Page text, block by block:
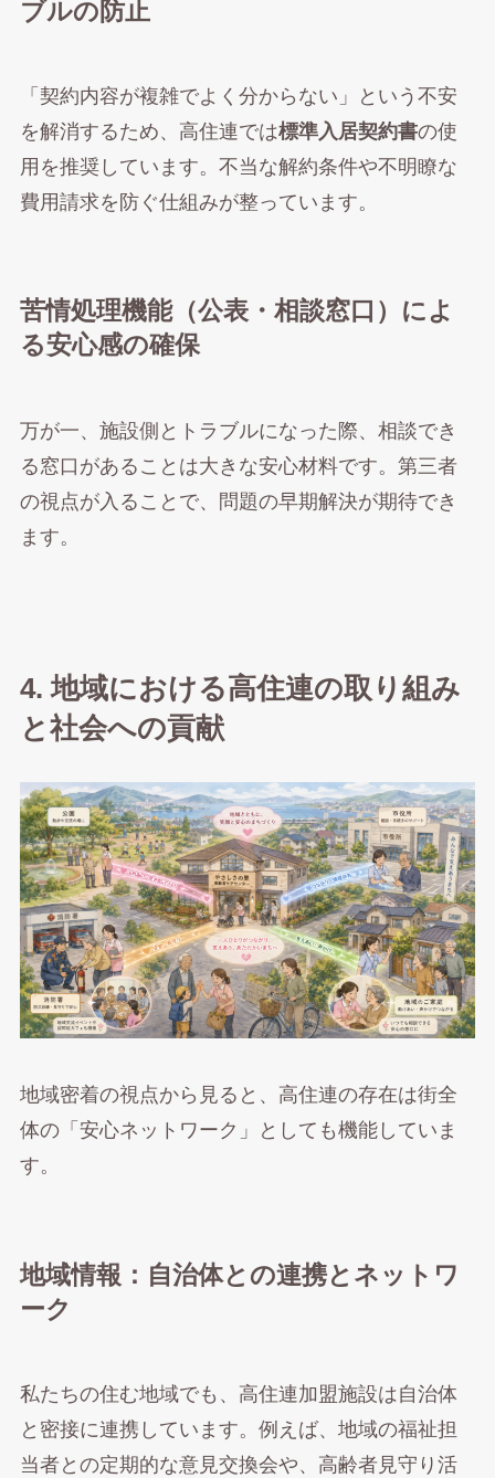
ブルの防止
「契約内容が複雑でよく分からない」という不安
を解消するため、高住連では標準入居契約書の使
用を推奨しています。不当な解約条件や不明瞭な
費用請求を防ぐ仕組みが整っています。
苦情処理機能（公表・相談窓口）によ
る安心感の確保
万が一、施設側とトラブルになった際、相談でき
る窓口があることは大きな安心材料です。第三者
の視点が入ることで、問題の早期解決が期待でき
ます。
4. 地域における高住連の取り組み
と社会への貢献
地域密着の視点から見ると、高住連の存在は街全
体の「安心ネットワーク」としても機能していま
す。
地域情報：自治体との連携とネットワ
ーク
私たちの住む地域でも、高住連加盟施設は自治体
と密接に連携しています。例えば、地域の福祉担
当者との定期的な意見交換会や、高齢者見守り活